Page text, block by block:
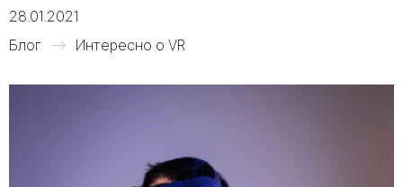
28.01.2021
Блог
Интересно о VR